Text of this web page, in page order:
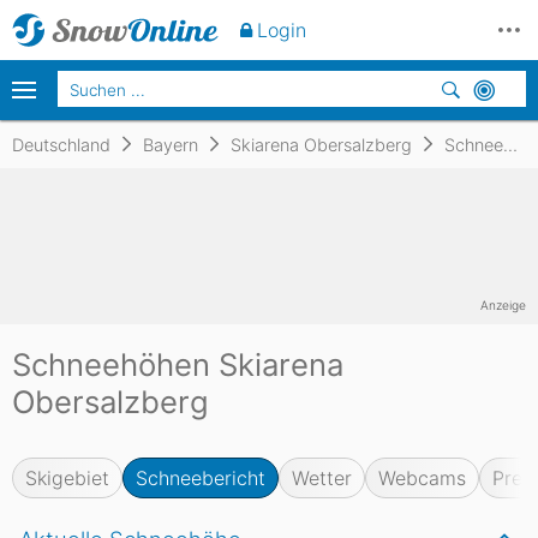
Deutschland Bayern Skiarena Obersalzberg Schneebericht
Schneehöhen Skiarena
Obersalzberg
Skigebiet Schneebericht Wetter Webcams
Anzeige
Login